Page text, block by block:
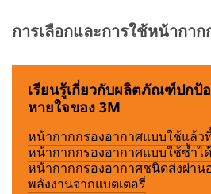
การเลือกและการใช้หน้ากาก
เรียนรู้เกี่ยวกับผลิตภัณฑ์ปกป้
หายใจของ 3M
หน้ากากกรองอากาศแบบใช้แล้ว
หน้ากากกรองอากาศแบบใช้ซ้ำได้
หน้ากากกรองอากาศชนิดส่งผ่าน
พลังงานจากแบตเตอรี่